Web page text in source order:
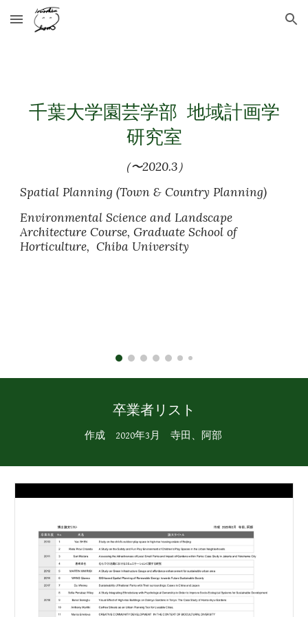
Skip to main content Skip to navigation
千葉大学園芸学部  地域計画学
研究室
（〜2020.3）
Spatial Planning (Town & Country Planning)
Environmental Science and Landscape
Architecture Course, Graduate School of
Horticulture, Chiba University
卒業者リスト
作成　2020年3月　寺田、阿部